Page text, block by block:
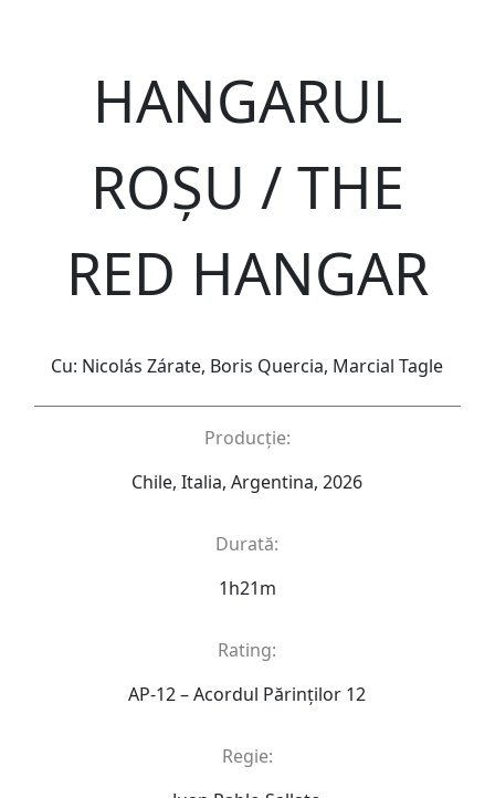
HANGARUL
ROȘU / THE
RED HANGAR
Cu: Nicolás Zárate, Boris Quercia, Marcial Tagle
Producție:
Chile, Italia, Argentina, 2026
Durată:
1h21m
Rating:
AP-12 – Acordul Părinţilor 12
Regie: